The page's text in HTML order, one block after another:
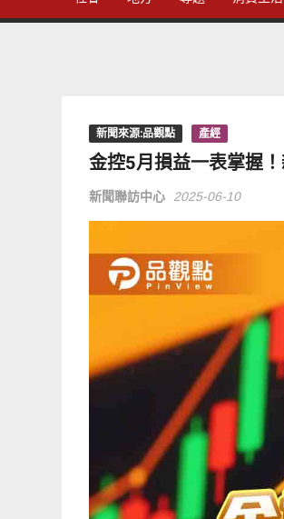
新聞來源:品觀點 產經
金控5月損益一表掌握
新聞聯訪中心 2025-06-10